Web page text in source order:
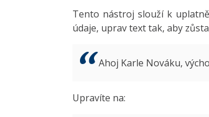
Tento nástroj slouží k
údaje, uprav text tak, aby
Ahoj Karle Nováku,
Upravíte na: